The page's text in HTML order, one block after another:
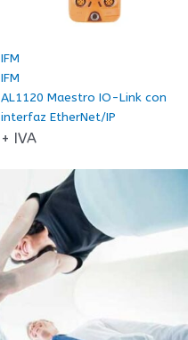
Allen Bradley
Allen Bradley
Controlador 1756-L75 Allen
Bradley ControlLogix 32 MB
+ IVA